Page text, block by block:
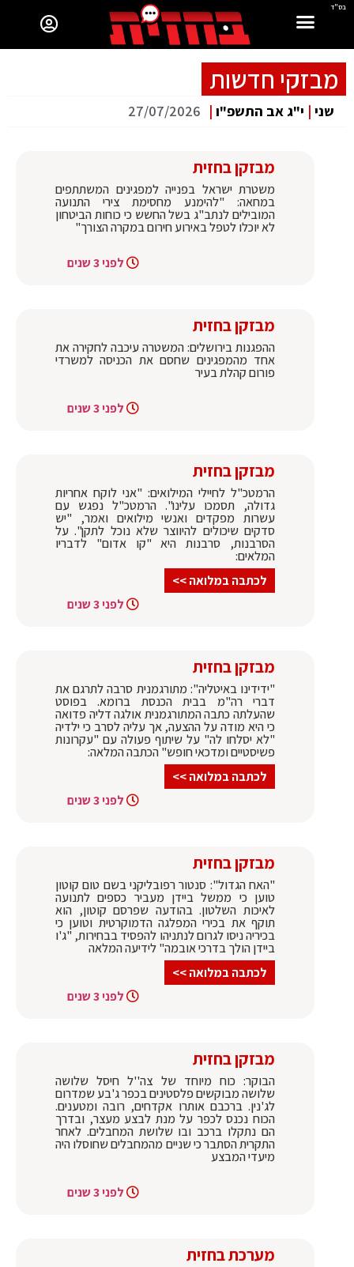
בס"ד
מבזקי חדשות
שני | י"ג אב התשפ"ו |
27/07/2026
מבזקן בחזית
משטרת ישראל בפנייה למפגינים המשתתפים
במחאה: "להימנע מחסימת צירי התנועה
המובילים לנתב"ג בשל החשש כי כוחות הביטחון
לא יוכלו לטפל באירוע חירום במקרה הצורך"
לפני 3 שנים
מבזקן בחזית
ההפגנות בירושלים: המשטרה עיכבה לחקירה את
אחד מהמפגינים שחסם את הכניסה למשרדי
פורום קהלת בעיר
לפני 3 שנים
מבזקן בחזית
הרמטכ"ל לחיילי המילואים: "אני לוקח אחריות
גדולה, תסמכו עלינו". הרמטכ"ל נפגש עם
עשרות מפקדים ואנשי מילואים ואמר, "יש
סדקים שיכולים להיווצר שלא נוכל לתקן". על
הסרבנות, סרבנות היא "קו אדום" לדבריו
המלאים:
לכתבה במלואה >>
לפני 3 שנים
מבזקן בחזית
"ידידינו באיטליה": מתורגמנית סרבה לתרגם את
דברי רה"מ בבית הכנסת ברומא. בפוסט
שהעלתה כתבה המתורגמנית אולגה דליה פדואה
כי היא מודה על ההצעה, אך עליה לסרב כי ילדיה
"לא יסלחו לה" על שיתוף פעולה עם "עקרונות
פשיסטיים ומדכאי חופש" הכתבה המלאה:
לכתבה במלואה >>
לפני 3 שנים
מבזקן בחזית
"האח הגדול": סנטור רפובליקני בשם טום קוטון
טוען כי ממשל ביידן מעביר כספים לתנועה
לאיכות השלטון. בהודעה שפרסם קוטון, הוא
תוקף את בכירי המפלגה הדמוקרטית וטוען כי
בכיריה ניסו לגרום לנתניהו להפסיד בבחירות, "ג'ו
ביידן הולך בדרכי אובמה" לידיעה המלאה
לכתבה במלואה >>
לפני 3 שנים
מבזקן בחזית
הבוקר: כוח מיוחד של צה''ל חיסל שלושה
שלושה מבוקשים פלסטינים בכפר ג'בע שמדרום
לג'נין. ברכבם אותרו אקדחים, רובה ומטענים.
הכוח נכנס לכפר על מנת לבצע מעצר, ובדרך
הם נתקלו ברכב ובו שלושת המחבלים. לאחר
התקרית הסתבר כי שניים מהמחבלים שחוסלו היה
מיעדי המבצע
לפני 3 שנים
מערכת בחזית